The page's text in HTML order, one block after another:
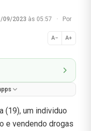
09/2023 às 05:57 ·
Por
A− A+
Normal
(19), um individuo
e vendendo drogas